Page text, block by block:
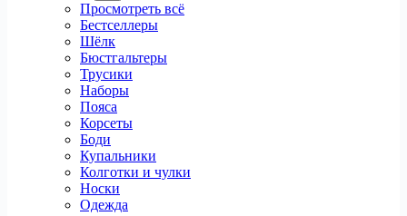
Просмотреть всё
Бестселлеры
Шёлк
Бюстгальтеры
Трусики
Наборы
Пояса
Корсеты
Боди
Купальники
Колготки и чулки
Носки
Одежда